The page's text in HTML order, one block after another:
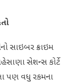
સાઇબર ક્રાઇમ
સેશન્સ કોર્ટે
પણ વધુ રકમના